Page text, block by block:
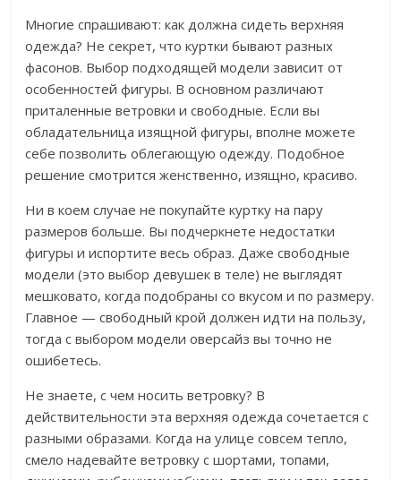
Многие спрашивают: как должна сидеть верхняя
одежда? Не секрет, что куртки бывают разных
фасонов. Выбор подходящей модели зависит от
особенностей фигуры. В основном различают
приталенные ветровки и свободные. Если вы
обладательница изящной фигуры, вполне можете
себе позволить облегающую одежду. Подобное
решение смотрится женственно, изящно, красиво.
Ни в коем случае не покупайте куртку на пару
размеров больше. Вы подчеркнете недостатки
фигуры и испортите весь образ. Даже свободные
модели (это выбор девушек в теле) не выглядят
мешковато, когда подобраны со вкусом и по размеру.
Главное — свободный крой должен идти на пользу,
тогда с выбором модели оверсайз вы точно не
ошибетесь.
Не знаете, с чем носить ветровку? В
действительности эта верхняя одежда сочетается с
разными образами. Когда на улице совсем тепло,
смело надевайте ветровку с шортами, топами,